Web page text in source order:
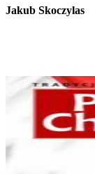
Jakub Skoczylas